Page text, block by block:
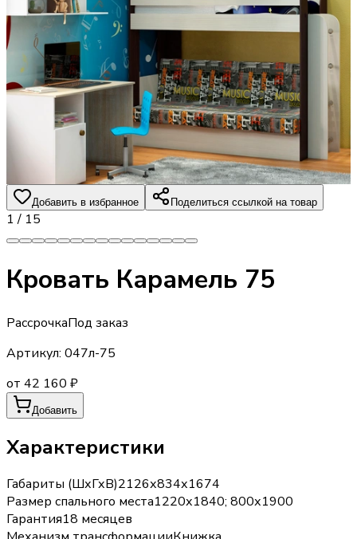
Добавить в избранное Поделиться ссылкой на товар
1 / 15
Кровать Карамель 75
РассрочкаПод заказ
Артикул: 047л-75
от 42 160 ₽
Добавить
Характеристики
Габариты (ШхГхВ)2126х834х1674
Размер спального места1220х1840; 800х1900
Гарантия18 месяцев